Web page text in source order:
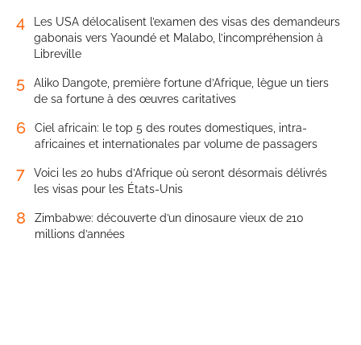
4
Les USA délocalisent l’examen des visas des demandeurs
gabonais vers Yaoundé et Malabo, l’incompréhension à
Libreville
5
Aliko Dangote, première fortune d’Afrique, lègue un tiers
de sa fortune à des œuvres caritatives
6
Ciel africain: le top 5 des routes domestiques, intra-
africaines et internationales par volume de passagers
7
Voici les 20 hubs d’Afrique où seront désormais délivrés
les visas pour les États-Unis
8
Zimbabwe: découverte d’un dinosaure vieux de 210
millions d’années